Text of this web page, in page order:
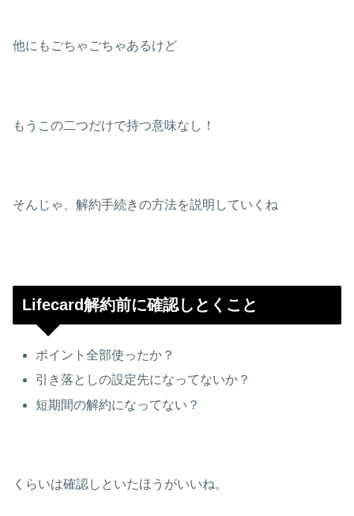
他にもごちゃごちゃあるけど
もうこの二つだけで持つ意味なし！
そんじゃ、解約手続きの方法を説明していくね
Lifecard解約前に確認しとくこと
ポイント全部使ったか？
引き落としの設定先になってないか？
短期間の解約になってない？
くらいは確認しといたほうがいいね。